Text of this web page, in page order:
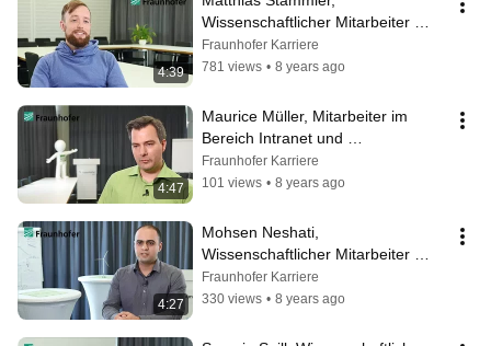
4:39
Wissenschaftlicher Mitarbeiter
Anlagen- und Systemtechnik am
Fraunhofer IWES
Fraunhofer Karriere
781 views • 8 years ago
4:47
Maurice Müller, Mitarbeiter im
Bereich Intranet und
Qualitätsmanagement am
Fraunhofer IWES
Fraunhofer Karriere
101 views • 8 years ago
4:27
Mohsen Neshati,
Wissenschaftlicher Mitarbeiter
Anlagen- und Systemtechnik am
Fraunhofer IWES
Fraunhofer Karriere
330 views • 8 years ago